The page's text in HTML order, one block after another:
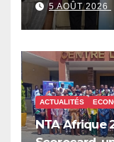
5 AOÛT 2026
ACTUALITÉS
NTA Afrique